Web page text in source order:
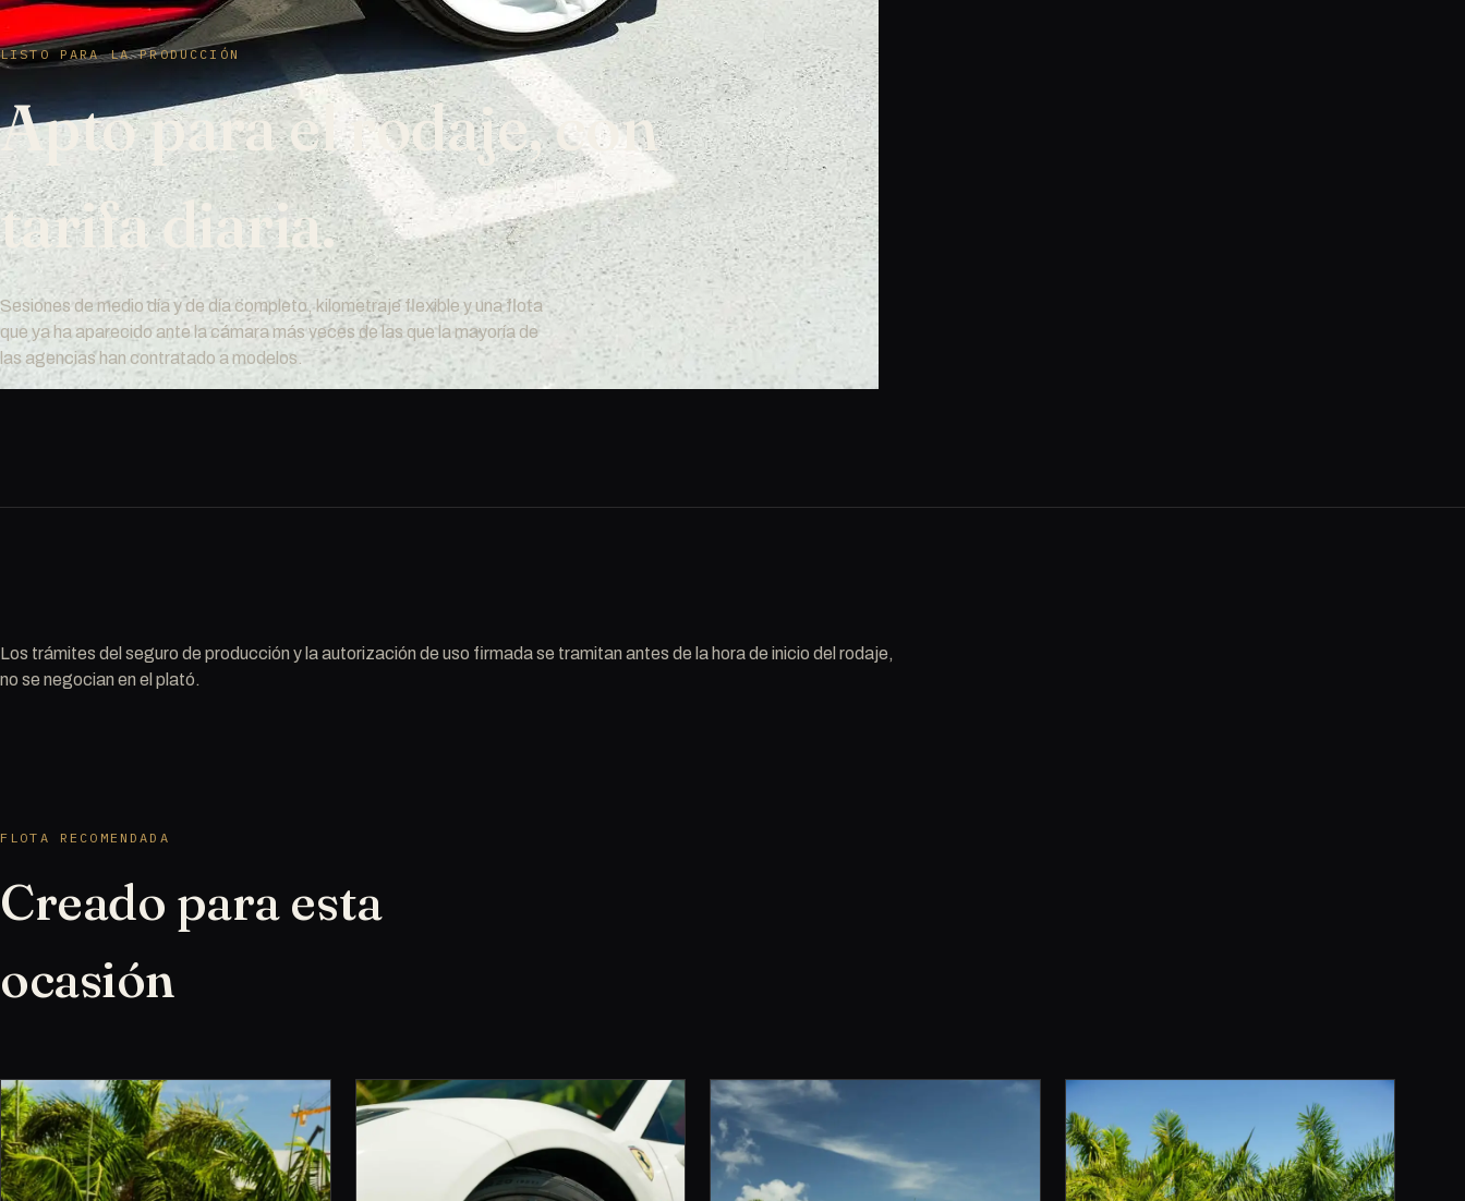
LISTO PARA LA PRODUCCIÓN
Apto para el rodaje, con
tarifa diaria.
Sesiones de medio día y de día completo, kilometraje flexible y una flota
que ya ha aparecido ante la cámara más veces de las que la mayoría de
las agencias han contratado a modelos.
Los trámites del seguro de producción y la autorización de uso firmada se tramitan antes de la hora de inicio del rodaje,
no se negocian en el plató.
FLOTA RECOMENDADA
Creado para esta
ocasión